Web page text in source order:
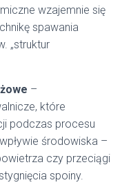
wzajemnie się
spawania
„struktur
–
które
podczas procesu
środowiska –
czy przeciągi
spoiny.